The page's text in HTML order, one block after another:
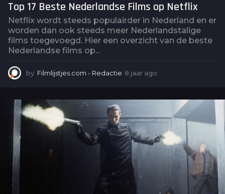
Top 17 Beste Nederlandse Films op Netflix
Netflix wordt steeds populairder in Nederland en er
worden dan ook steeds meer Nederlandstalige
films toegevoegd. Hier een overzicht van de beste
Nederlandse films op...
by Filmlijstjes.com - Redactie 8 jaar ago
a
a
o